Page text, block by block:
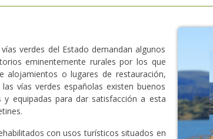
verdes del Estado demandan algunos
eminentemente rurales por los que
alojamientos o lugares de restauración,
vías verdes españolas existen buenos
equipadas para dar satisfacción a esta
con usos turísticos situados en